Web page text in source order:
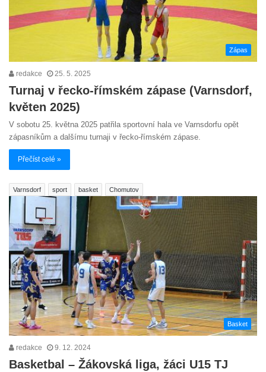
Zápas
redakce 25. 5. 2025
Turnaj v řecko-římském zápase (Varnsdorf,
květen 2025)
V sobotu 25. května 2025 patřila sportovní hala ve Varnsdorfu opět
zápasníkům a dalšímu turnaji v řecko-římském zápase.
Přečíst celé »
Varnsdorf sport basket Chomutov
Basket
redakce 9. 12. 2024
Basketbal – Žákovská liga, žáci U15 TJ